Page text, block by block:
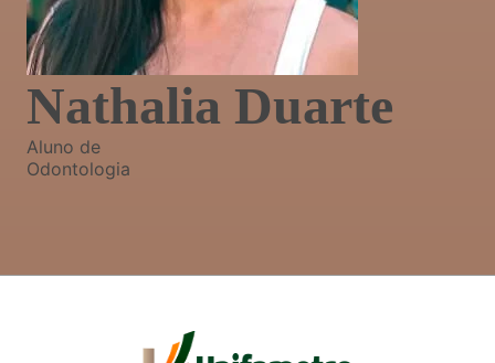
Nathalia Duarte
Aluno de
Odontologia